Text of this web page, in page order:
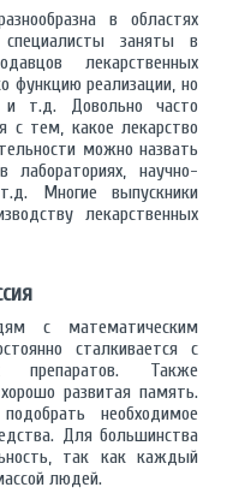
в областях
заняты в
лекарственных
функцию реализации, но
и т.д. Довольно часто
с тем, какое лекарство
можно назвать
научно-
Многие выпускники
лекарственных
с математическим
сталкивается с
препаратов. Также
развитая память.
необходимое
Для большинства
так как каждый
людей.